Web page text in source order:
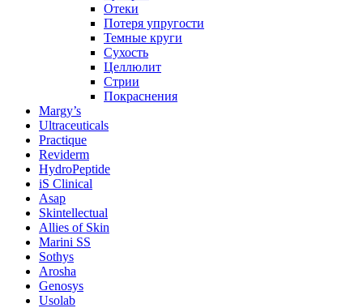
Отеки
Потеря упругости
Темные круги
Сухость
Целлюлит
Стрии
Покраснения
Margy’s
Ultraceuticals
Practique
Reviderm
HydroPeptide
iS Clinical
Asap
Skintellectual
Allies of Skin
Marini SS
Sothys
Arosha
Genosys
Usolab